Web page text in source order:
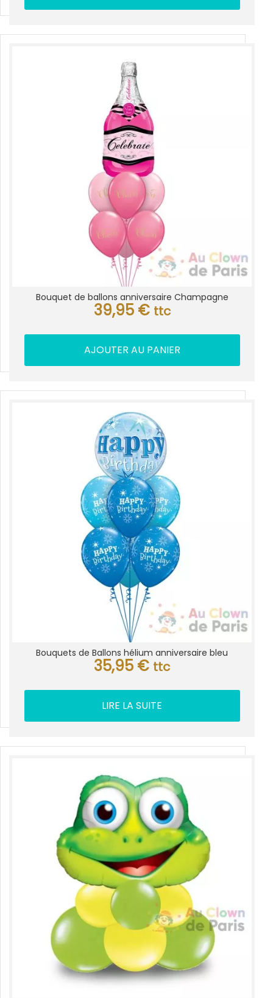
Bouquet de ballons anniversaire Champagne
39,95 € ttc
AJOUTER AU PANIER
Bouquets de Ballons hélium anniversaire bleu
35,95 € ttc
LIRE LA SUITE